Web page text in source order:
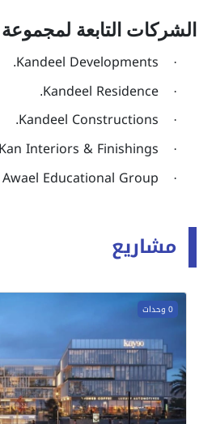
الشركات التابعة
·
Kandeel Developments
.
·
Kandeel Residence
.
·
Kandeel Constructions
.
·
Kan Interiors & Finishings
·
Educational Group
مشاريع
0 وحدات